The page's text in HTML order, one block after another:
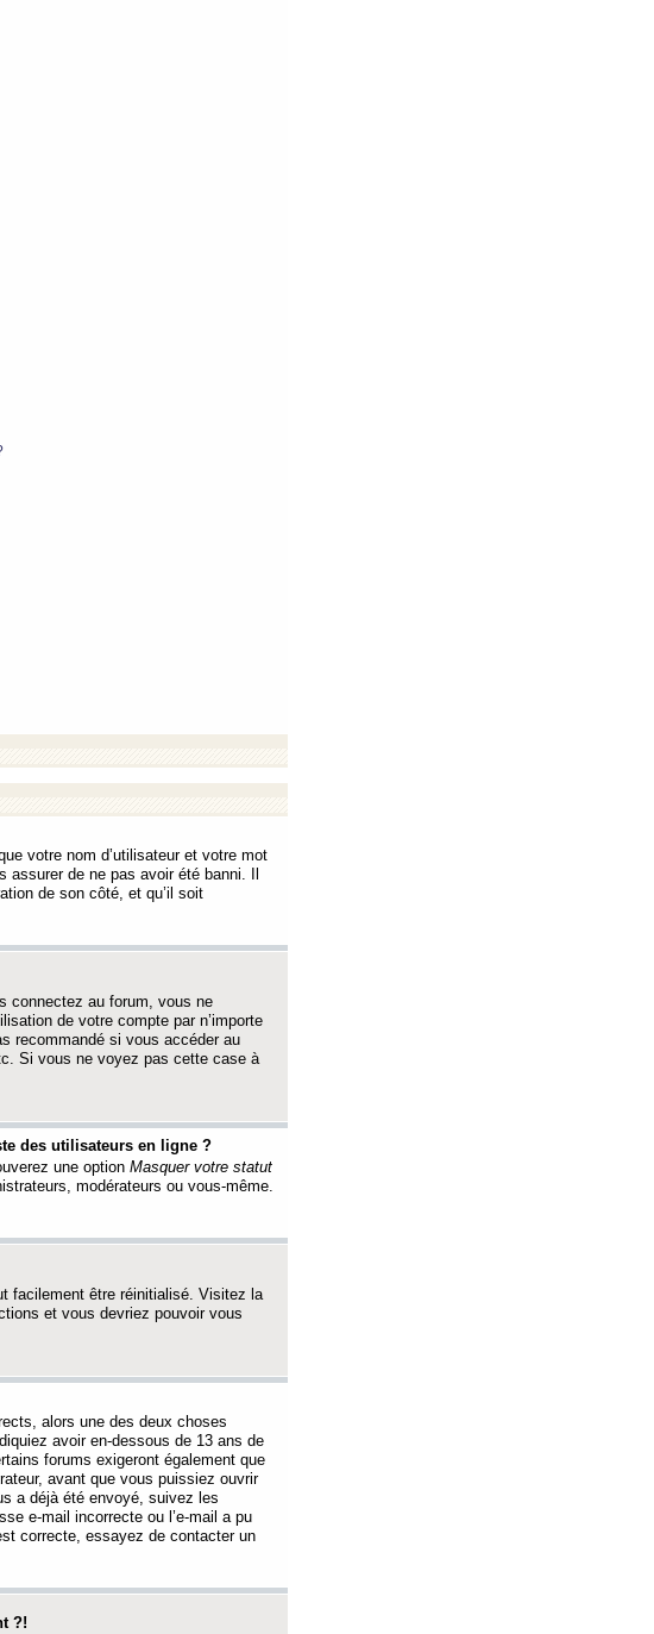
votre nom d’utilisateur et votre mot
de ne pas avoir été banni. Il
de son côté, et qu’il soit
connectez au forum, vous ne
de votre compte par n’importe
recommandé si vous accéder au
Si vous ne voyez pas cette case à
des utilisateurs en ligne ?
une option Masquer votre statut
modérateurs ou vous-même.
facilement être réinitialisé. Visitez la
et vous devriez pouvoir vous
alors une des deux choses
avoir en-dessous de 13 ans de
forums exigeront également que
avant que vous puissiez ouvrir
a déjà été envoyé, suivez les
e-mail incorrecte ou l’e-mail a pu
correcte, essayez de contacter un
?!